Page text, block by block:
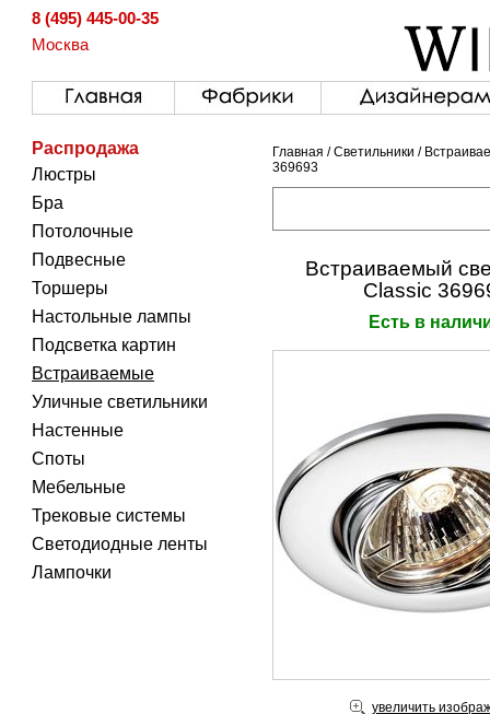
8 (495) 445-00-35
Москва
Распродажа
Люстры
Бра
Потолочные
Подвесные
Торшеры
Настольные лампы
Подсветка картин
Встраиваемые
Уличные светильники
Настенные
Споты
Мебельные
Трековые системы
Светодиодные ленты
Лампочки
Главная /Светильники /
369693
Встраиваемый
Classic
Есть в
увеличить